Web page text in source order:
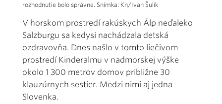
rozhodnutie bolo správne. Snímka: Kn/Ivan Šulík
V horskom prostredí rakúskych Álp neďaleko
Salzburgu sa kedysi nachádzala detská
ozdravovňa. Dnes našlo v tomto liečivom
prostredí Kinderalmu v nadmorskej výške
okolo 1 300 metrov domov približne 30
klauzúrnych sestier. Medzi nimi aj jedna
Slovenka.